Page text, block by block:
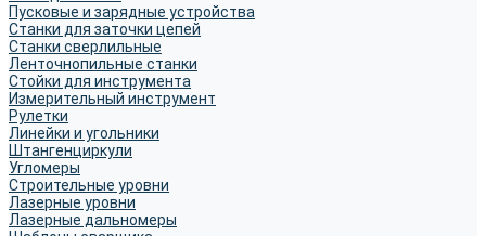
Пусковые и зарядные устройства
Станки для заточки цепей
Станки сверлильные
Ленточнопильные станки
Стойки для инструмента
Измерительный инструмент
Рулетки
Линейки и угольники
Штангенциркули
Угломеры
Строительные уровни
Лазерные уровни
Лазерные дальномеры